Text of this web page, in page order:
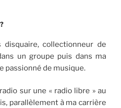
collectionneur de
un groupe puis dans ma
passionné de musique.
sur une « radio libre » au
parallèlement à ma carrière